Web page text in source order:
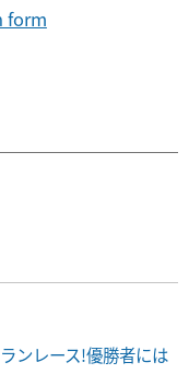
form
ンレース!優勝者には